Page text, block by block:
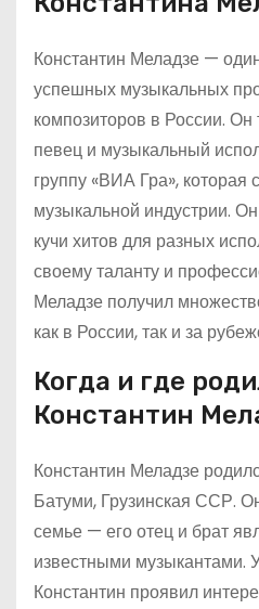
Константин Меладзе —
успешных музыкальных
композиторов в России. Он
певец и музыкальный
группу «ВИА Гра», которая
музыкальной индустрии.
кучи хитов для разных
своему таланту и
Меладзе получил
как в России, так и за
Когда и где
Константин
Константин Меладзе
Батуми, Грузинская ССР.
семье — его отец и брат
известными музыкантами.
Константин проявил